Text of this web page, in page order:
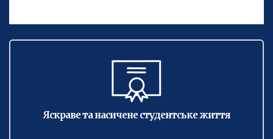
Яскраве та насичене студентське життя